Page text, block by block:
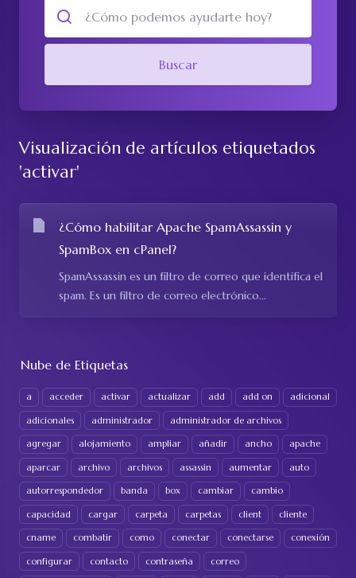
Nube de Etiquetas
a acceder activar actualizar add add on adicional
adicionales administrador administrador de archivos
agregar alojamiento ampliar añadir ancho apache
aparcar archivo archivos assassin aumentar auto
autorrespondedor banda box cambiar cambio
capacidad cargar carpeta carpetas client cliente
cname combatir como conectar conectarse conexión
configurar contacto contraseña correo
Buscar
Visualización de artículos etiquetados
'activar'
¿Cómo habilitar Apache SpamAssassin y
SpamBox en cPanel?
SpamAssassin es un filtro de correo que identifica el
spam. Es un filtro de correo electrónico...